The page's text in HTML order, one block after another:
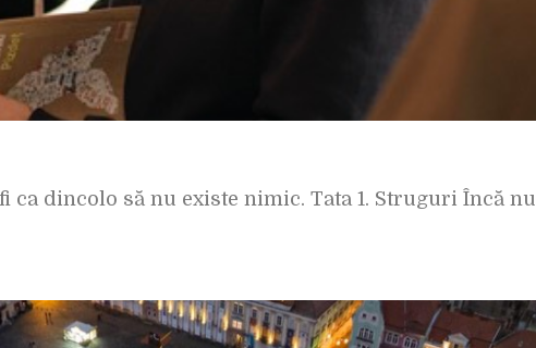
ca dincolo să nu existe nimic. Tata 1. Struguri Încă nu